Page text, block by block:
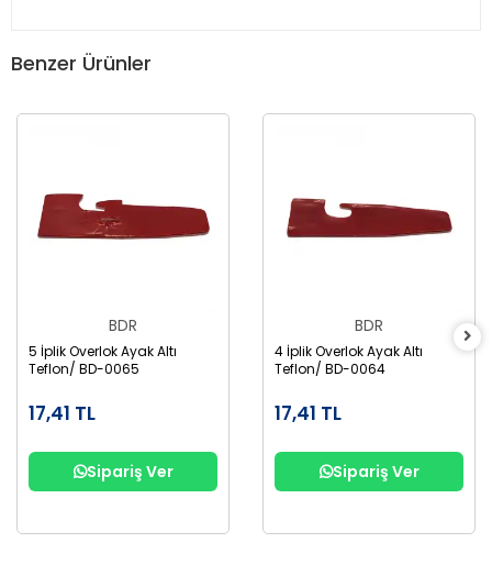
Benzer Ürünler
BDR
5 İplik Overlok Ayak Altı
Teflon/ BD-0065
17,41 TL
Sipariş Ver
BDR
4 İplik Overlok Ayak Altı
Teflon/ BD-0064
17,41 TL
Sipariş Ver